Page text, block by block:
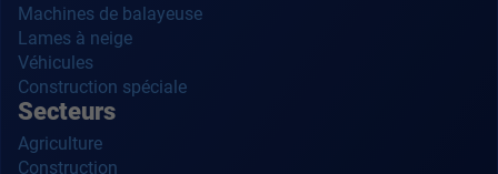
Machines de balayeuse
Lames à neige
Véhicules
Construction spéciale
Secteurs
Agriculture
Construction